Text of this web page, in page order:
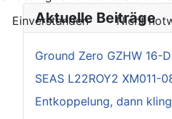
Aktuelle Beiträge
Ground Zero GZHW 16-
SEAS L22ROY2 XM011-
Entkoppelung, dann
Einverstanden
Nicht